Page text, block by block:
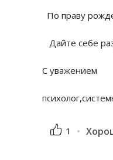
По праву
Дайте себе
С уважением
1